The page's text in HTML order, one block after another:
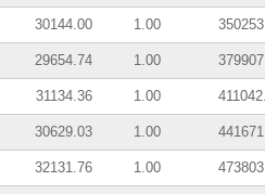
30144.00 1.00
29654.74 1.00
31134.36 1.00
30629.03 1.00
32131.76 1.00